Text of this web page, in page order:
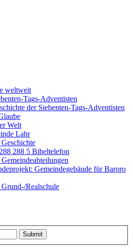
weltweit
Tags-Adventisten
der Siebenten-Tags-Adventisten
Welt
Lahr
288 5 Bibeltelefon
Gemeindegebäude für Baroro
Grund-/Realschule
Submit